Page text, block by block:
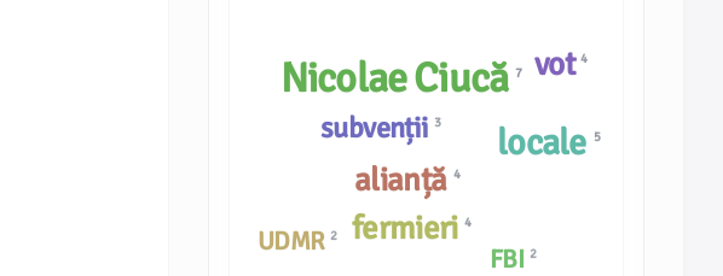
alianță 4
fermieri 4
UDMR 2
subvenții 3
Nicolae Ciucă7 vot4
FBI 2
locale 5